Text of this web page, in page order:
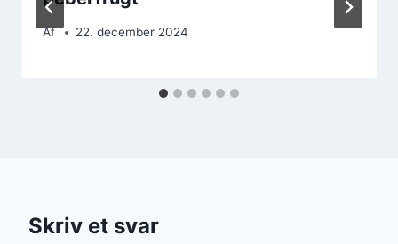
Af 22. december 2024
Skriv et svar